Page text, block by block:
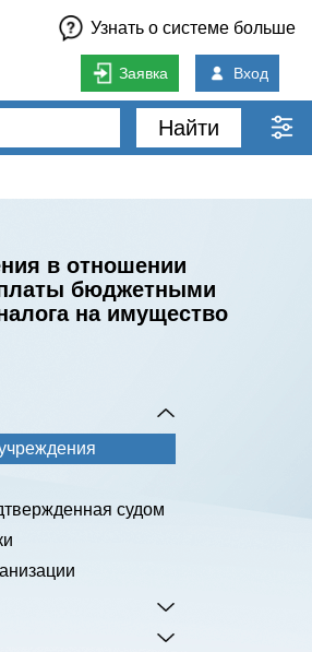
Узнать о системе больше
Заявка Вход
Найти
в отношении
бюджетными
на имущество
судом